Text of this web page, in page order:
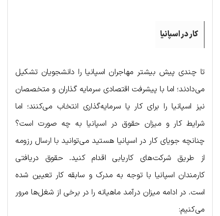
کار در اسپانیا
تا چندی پیش بیشتر مهاجران اسپانیا را دانشجویان تشکیل
می‌دادند؛ اما با پیشرفت اقتصادی سرمایه گذاران و متخصصان
نیز اسپانیا را برای کار یا سرمایه‌گذاری انتخاب می‌کنند؛ اما
شرایط کار و میزان حقوق در اسپانیا به چه صورت است؟
چنانچه جویای کار در اسپانیا هستید می‌توانید با ارسال رزومه
از طریق شرکت‌های کاریابی اقدام کنید. حقوق دریافتی
کارمندان اسپانیا با توجه به مدرک و سابقه کار تعیین شده
است. در ادامه میزان درآمد ماهیانه را در برخی از شغل‌ها مرور
می‌کنیم: